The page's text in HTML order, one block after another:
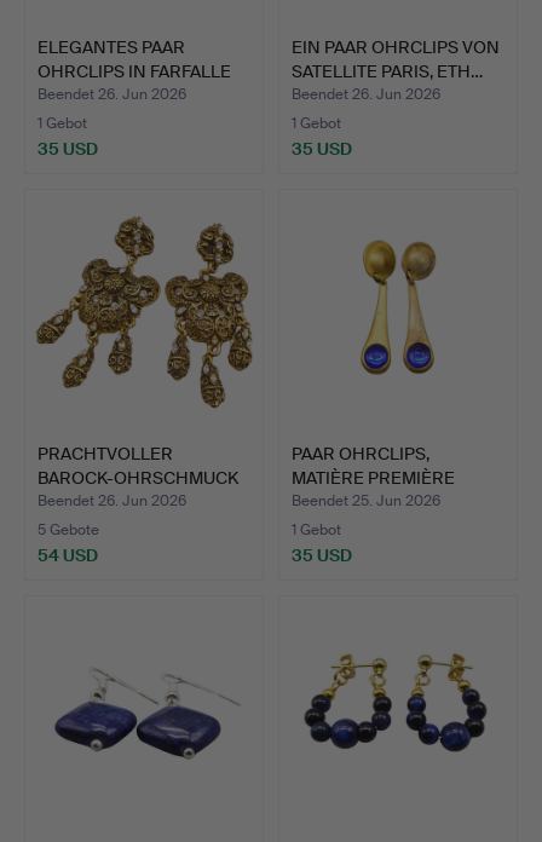
ELEGANTES PAAR
OHRCLIPS IN FARFALLE
TONDE-…
Beendet 26. Jun 2026
1 Gebot
35 USD
EIN PAAR OHRCLIPS VON
SATELLITE PARIS, ETH…
Beendet 26. Jun 2026
1 Gebot
35 USD
PRACHTVOLLER
BAROCK-OHRSCHMUCK
VON SATELLI…
Beendet 26. Jun 2026
5 Gebote
54 USD
PAAR OHRCLIPS,
MATIÈRE PREMIÈRE
PARIS.
Beendet 25. Jun 2026
1 Gebot
35 USD